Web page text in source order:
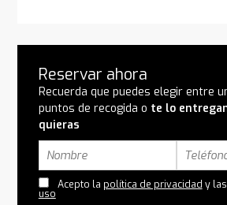
Reservar ahora
Recuerda que puedes elegir entre
puntos de recogida o te lo
quieras
Acepto la política de privacidad y las
uso